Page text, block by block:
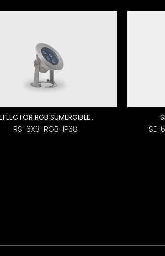
REFLECTOR RGB SUMERGIBLE LED
RS-6X3-RGB-IP68 SE-